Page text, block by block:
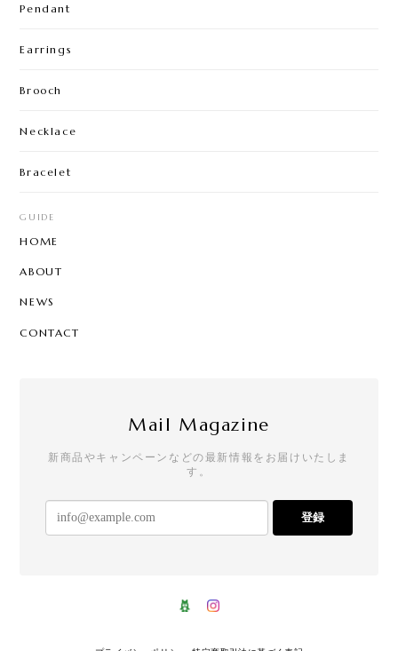
Pendant
Earrings
Brooch
Necklace
Bracelet
GUIDE
HOME
ABOUT
NEWS
CONTACT
Mail Magazine
新商品やキャンペーンなどの最新情報をお届けいたしま
す。
登録